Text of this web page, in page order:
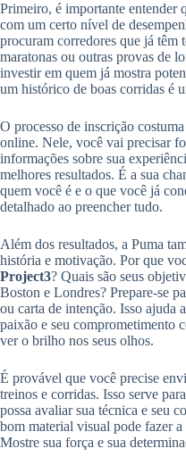
Primeiro, é importante entender
com um certo nível de
procuram corredores que já têm
maratonas ou outras provas de
investir em quem já mostra
um histórico de boas corridas é
O processo de inscrição
online. Nele, você vai precisar
informações sobre sua
melhores resultados. É a sua
quem você é e o que você já
detalhado ao preencher tudo.
Além dos resultados, a Puma
história e motivação. Por que
Project3? Quais são seus
Boston e Londres? Prepare-se
ou carta de intenção. Isso ajuda
paixão e seu comprometimento
ver o brilho nos seus olhos.
É provável que você precise
treinos e corridas. Isso serve
possa avaliar sua técnica e seu
bom material visual pode fazer
Mostre sua força e sua